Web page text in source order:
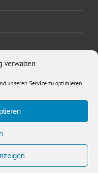
verwalten
unseren Service zu optimieren.